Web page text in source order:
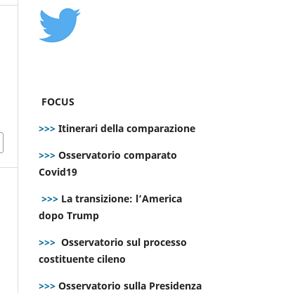
FOCUS
>>> Itinerari della comparazione
>>> Osservatorio comparato
Covid19
>>> La transizione: l’America
dopo Trump
>>> Osservatorio sul processo
costituente cileno
>>> Osservatorio sulla Presidenza